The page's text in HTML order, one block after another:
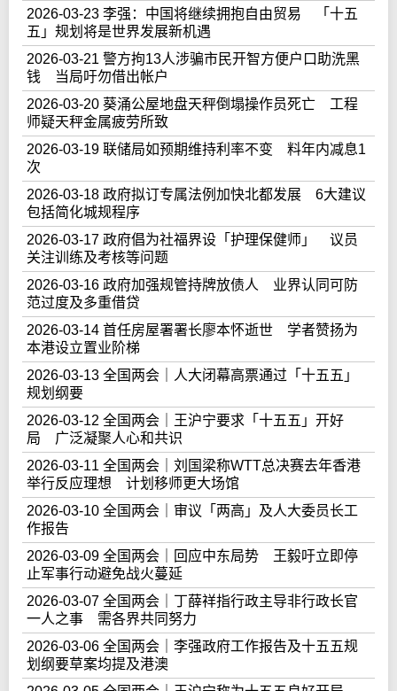
2026-03-23 李强：中国将继续拥抱自由贸易 「十五
五」规划将是世界发展新机遇
2026-03-21 警方拘13人涉骗市民开智方便户口助洗黑
钱 当局吁勿借出帐户
2026-03-20 葵涌公屋地盘天秤倒塌操作员死亡 工程
师疑天秤金属疲劳所致
2026-03-19 联储局如预期维持利率不变 料年内减息1
次
2026-03-18 政府拟订专属法例加快北都发展 6大建议
包括简化城规程序
2026-03-17 政府倡为社福界设「护理保健师」 议员
关注训练及考核等问题
2026-03-16 政府加强规管持牌放债人 业界认同可防
范过度及多重借贷
2026-03-14 首任房屋署署长廖本怀逝世 学者赞扬为
本港设立置业阶梯
2026-03-13 全国两会｜人大闭幕高票通过「十五五」
规划纲要
2026-03-12 全国两会｜王沪宁要求「十五五」开好
局 广泛凝聚人心和共识
2026-03-11 全国两会｜刘国梁称WTT总决赛去年香港
举行反应理想 计划移师更大场馆
2026-03-10 全国两会｜审议「两高」及人大委员长工
作报告
2026-03-09 全国两会｜回应中东局势 王毅吁立即停
止军事行动避免战火蔓延
2026-03-07 全国两会｜丁薛祥指行政主导非行政长官
一人之事 需各界共同努力
2026-03-06 全国两会｜李强政府工作报告及十五五规
划纲要草案均提及港澳